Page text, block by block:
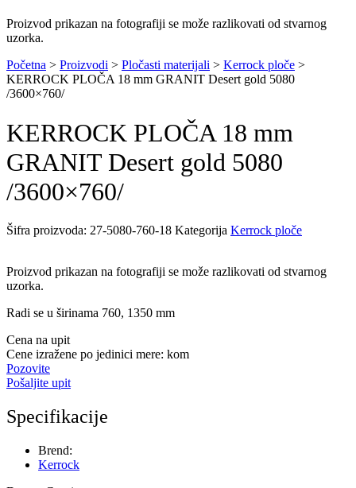
Proizvod prikazan na fotografiji se može razlikovati od stvarnog
uzorka.
Početna > Proizvodi > Pločasti materijali > Kerrock ploče >
KERROCK PLOČA 18 mm GRANIT Desert gold 5080
/3600×760/
KERROCK PLOČA 18 mm
GRANIT Desert gold 5080
/3600×760/
Šifra proizvoda: 27-5080-760-18 Kategorija Kerrock ploče
Proizvod prikazan na fotografiji se može razlikovati od stvarnog
uzorka.
Radi se u širinama 760, 1350 mm
Cena na upit
Cene izražene po jedinici mere: kom
Pozovite
Pošaljite upit
Specifikacije
Brend:
Kerrock